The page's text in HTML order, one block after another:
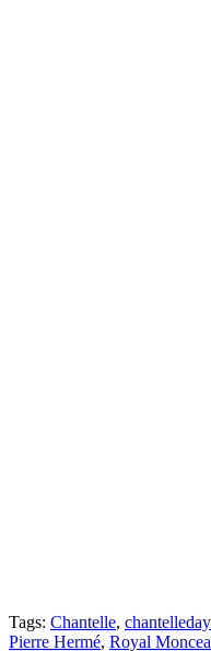
Tags: Chantelle,
Pierre Hermé, Royal